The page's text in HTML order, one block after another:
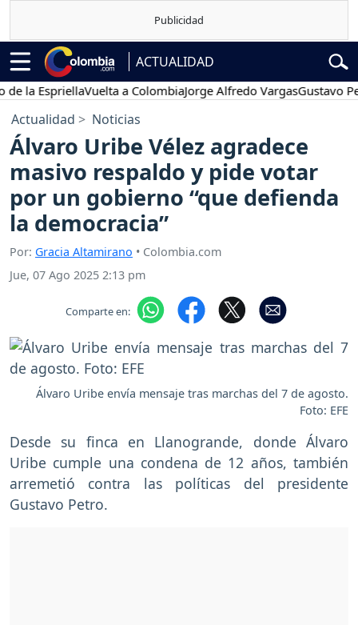
ACTUALIDAD
EspriellaVuelta a ColombiaJorge Alfredo VargasGustavo Petro
Actualidad Noticias
Álvaro Uribe Vélez agradece
masivo respaldo y pide votar
por un gobierno “que defienda
la democracia”
Por: Gracia Altamirano • Colombia.com
Jue, 07 Ago 2025 2:13 pm
Comparte en:
Álvaro Uribe envía mensaje tras marchas del 7 de agosto.
Foto: EFE
Desde su finca en Llanogrande, donde Álvaro
Uribe cumple una condena de 12 años, también
arremetió contra las políticas del presidente
Gustavo Petro.